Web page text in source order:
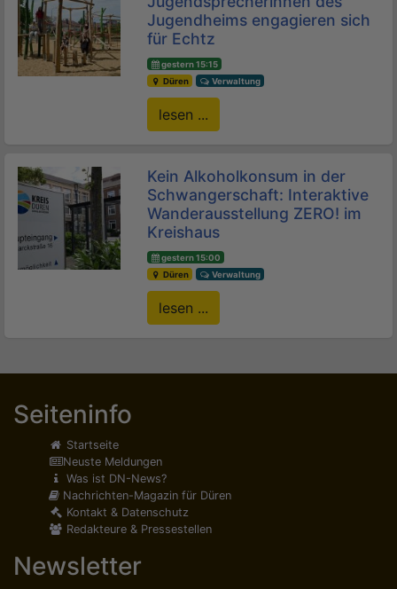
Jugendheims engagieren sich
für Echtz
gestern 15:15
Düren
Verwaltung
lesen ...
Kein Alkoholkonsum in der
Schwangerschaft: Interaktive
Wanderausstellung ZERO! im
Kreishaus
gestern 15:00
Düren
Verwaltung
lesen ...
Seiteninfo
Startseite
Neuste Meldungen
Was ist DN-News?
Nachrichten-Magazin für Düren
Kontakt & Datenschutz
Redakteure & Pressestellen
Newsletter